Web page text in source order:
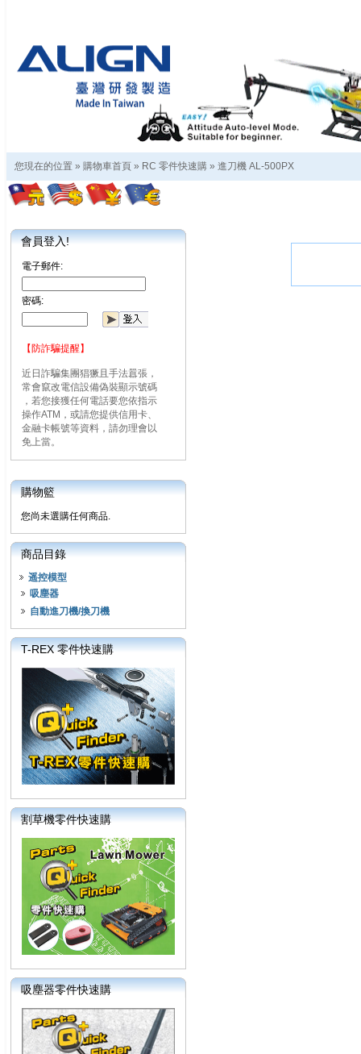
您現在的位置 » 購物車首頁 » RC 零件快速購 » 進刀機 AL-500PX
會員登入!
電子郵件:
密碼:
【防詐騙提醒】
近日詐騙集團猖獗且手法囂張，
常會竄改電信設備偽裝顯示號碼
，若您接獲任何電話要您依指示
操作ATM，或請您提供信用卡、
金融卡帳號等資料，請勿理會以
免上當。
購物籃
您尚未選購任何商品.
商品目錄
遥控模型
吸塵器
自動進刀機/換刀機
T-REX 零件快速購
割草機零件快速購
吸塵器零件快速購